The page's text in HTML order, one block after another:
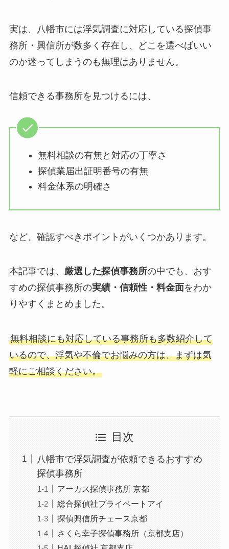
実は、八幡市には浮気調査に対応している探偵事
務所・興信所が数多く存在し、どこを選べばいい
のか迷ってしまうのも無理はありません。
信頼できる事務所を見つけるには、
無料相談の有無と対応の丁寧さ
探偵業届出証明番号の有無
料金体系の明確さ
など、確認すべきポイントがいくつかあります。
本記事では、 厳選した探偵事務所の中でも、おす
すめの探偵事務所の実績・信頼性・料金面をわか
りやすくまとめました。
無料相談にも対応している事務所も多数紹介して
いるので、浮気や不倫でお悩みの方は、まずは気
軽にご相談ください。
目次
八幡市で浮気調査が依頼できるおすすめ
探偵事務所
アーカス探偵事務所 京都
総合探偵社プライベートアイ
探偵興信所チェース京都
さくら幸子探偵事務所（京都支店）